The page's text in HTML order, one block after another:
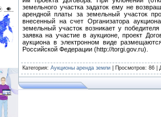
Категория: Аукционы аренда земли Просмотров: 86 |